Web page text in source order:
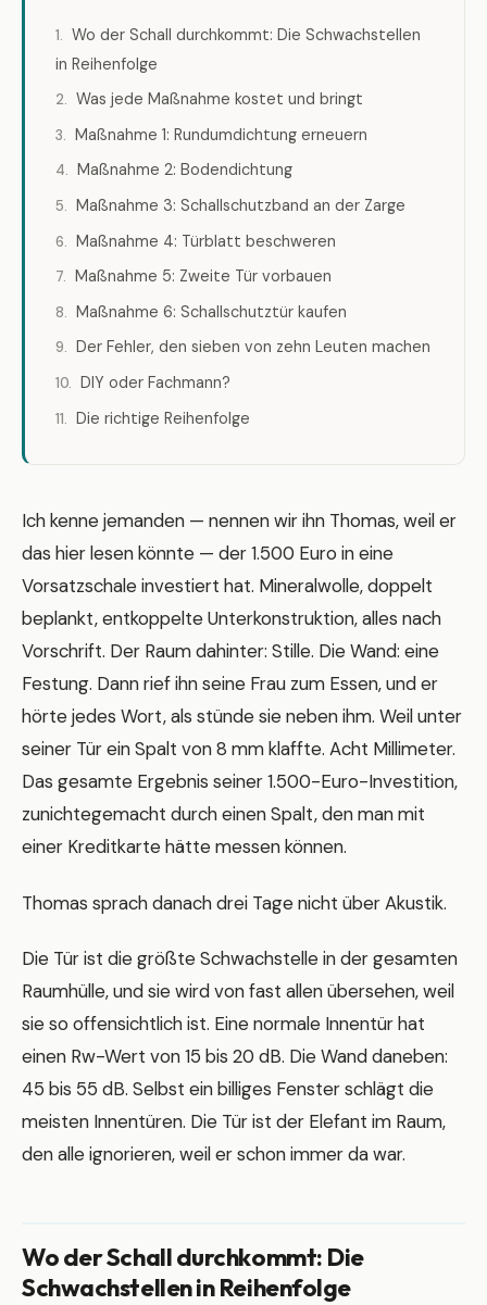
Wo der Schall durchkommt: Die Schwachstellen
in Reihenfolge
Was jede Maßnahme kostet und bringt
Maßnahme 1: Rundumdichtung erneuern
Maßnahme 2: Bodendichtung
Maßnahme 3: Schallschutzband an der Zarge
Maßnahme 4: Türblatt beschweren
Maßnahme 5: Zweite Tür vorbauen
Maßnahme 6: Schallschutztür kaufen
Der Fehler, den sieben von zehn Leuten machen
DIY oder Fachmann?
Die richtige Reihenfolge
Ich kenne jemanden — nennen wir ihn Thomas, weil er
das hier lesen könnte — der 1.500 Euro in eine
Vorsatzschale investiert hat. Mineralwolle, doppelt
beplankt, entkoppelte Unterkonstruktion, alles nach
Vorschrift. Der Raum dahinter: Stille. Die Wand: eine
Festung. Dann rief ihn seine Frau zum Essen, und er
hörte jedes Wort, als stünde sie neben ihm. Weil unter
seiner Tür ein Spalt von 8 mm klaffte. Acht Millimeter.
Das gesamte Ergebnis seiner 1.500-Euro-Investition,
zunichtegemacht durch einen Spalt, den man mit
einer Kreditkarte hätte messen können.
Thomas sprach danach drei Tage nicht über Akustik.
Die Tür ist die größte Schwachstelle in der gesamten
Raumhülle, und sie wird von fast allen übersehen, weil
sie so offensichtlich ist. Eine normale Innentür hat
einen Rw-Wert von 15 bis 20 dB. Die Wand daneben:
45 bis 55 dB. Selbst ein billiges Fenster schlägt die
meisten Innentüren. Die Tür ist der Elefant im Raum,
den alle ignorieren, weil er schon immer da war.
Wo der Schall durchkommt: Die
Schwachstellen in Reihenfolge